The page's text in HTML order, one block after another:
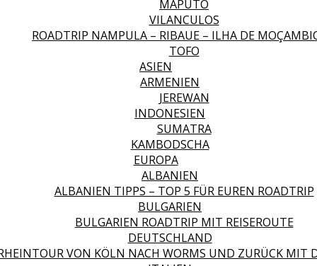
MAPUTO
VILANCULOS
ROADTRIP NAMPULA – RIBAUE – ILHA DE
TOFO
ASIEN
ARMENIEN
JEREWAN
INDONESIEN
SUMATRA
KAMBODSCHA
EUROPA
ALBANIEN
ALBANIEN TIPPS – TOP 5 FÜR EUREN ROADTRIP
BULGARIEN
BULGARIEN ROADTRIP MIT REISEROUTE
DEUTSCHLAND
VON KÖLN NACH WORMS UND ZURÜCK MIT